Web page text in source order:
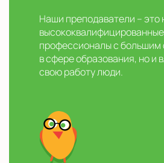
Наши преподаватели – это
высококвалифицированные
профессионалы с большим
в сфере образования, но и
свою работу люди.